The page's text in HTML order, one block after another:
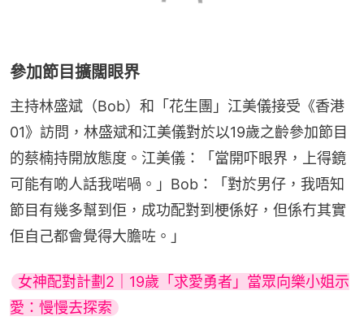
參加節目擴闊眼界
主持林盛斌（Bob）和「花生團」江美儀接受《香港
01》訪問，林盛斌和江美儀對於以19歲之齡參加節目
的蔡楠持開放態度。江美儀：「當開吓眼界，上得鏡
可能有啲人話我啱喎。」Bob：「對於男仔，我唔知
節目有幾多幫到佢，成功配對到梗係好，但係冇其實
佢自己都會覺得大膽咗。」
女神配對計劃2｜19歲「求愛勇者」當眾向樂小姐示
愛：慢慢去探索